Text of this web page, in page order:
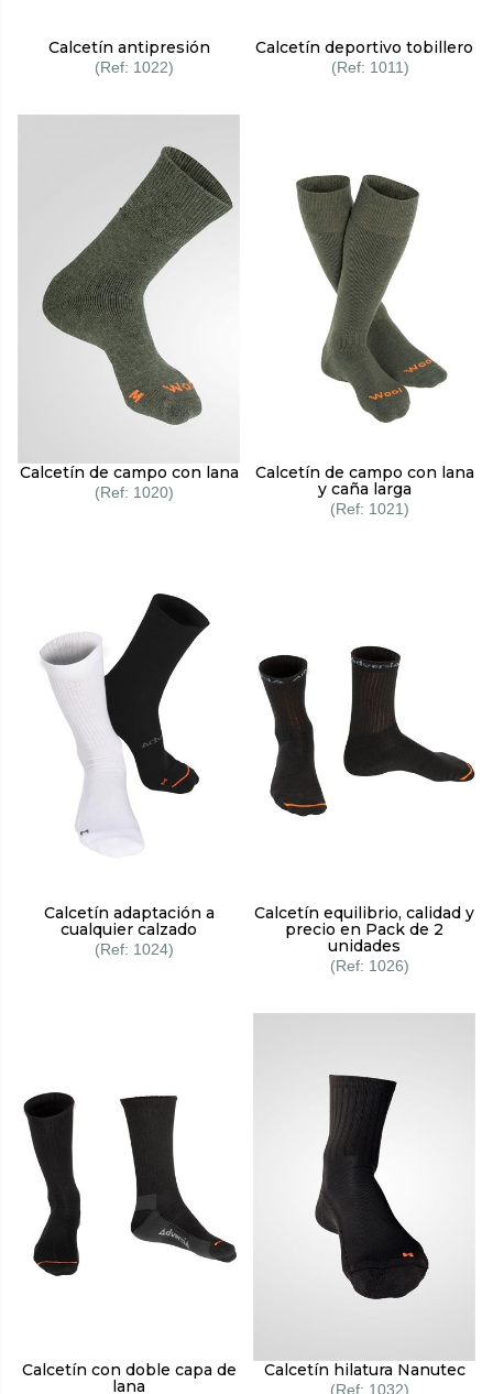
Calcetín antipresión
1022
Calcetín deportivo tobillero
1011
Calcetín de campo con lana
1020
Calcetín de campo con lana
y caña larga
1021
Calcetín adaptación a
cualquier calzado
1024
Calcetín equilibrio, calidad y
precio en Pack de 2
unidades
1026
Calcetín con doble capa de
lana
Calcetín hilatura Nanutec
1032